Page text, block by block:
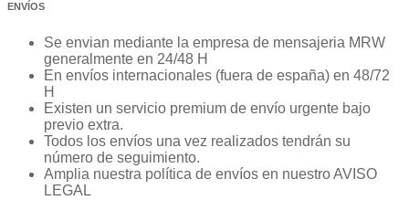
ENVÍOS
Se envian mediante la empresa de mensajeria MRW
generalmente en 24/48 H
En envíos internacionales (fuera de españa) en 48/72
H
Existen un servicio premium de envío urgente bajo
previo extra.
Todos los envíos una vez realizados tendrán su
número de seguimiento.
Amplia nuestra política de envíos en nuestro AVISO
LEGAL